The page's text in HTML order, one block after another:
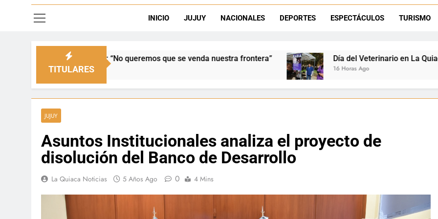
Dante Velázquez marchará contra
INICIO JUJUY NACIONALES DEPORTES ESPECTÁCULOS TURISMO
TITULARES
queremos que se venda nuestra frontera” Día del Veterinario en La Quiaca: Zoonosis llevó
JUJUY
Asuntos Institucionales analiza el proyecto de
disolución del Banco de Desarrollo
La Quiaca Noticias 5 Años Ago 0 4 Mins